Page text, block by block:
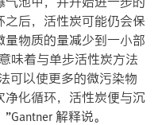
后，活性炭可能仍会保
物质的量减少到一小部
味着与单步活性炭方法
可以使更多的微污染物
化循环，活性炭便与沉
解释说。